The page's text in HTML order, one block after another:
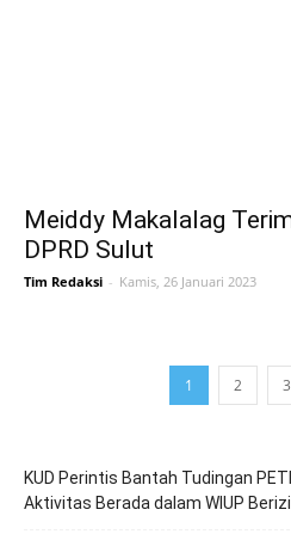
Meiddy Makalalag
DPRD Sulut
Tim Redaksi - Kamis, 26 Januari 2023
1 2 3
KUD Perintis Bantah Tudingan
Aktivitas Berada dalam WIUP